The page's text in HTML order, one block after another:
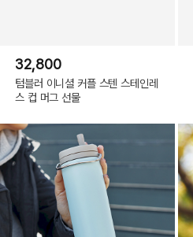
32,800
텀블러 이니셜 커플 스텐 스테인레
스 컵 머그 선물